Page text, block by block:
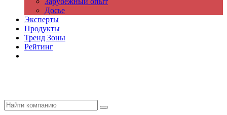
Досье
Эксперты
Продукты
Тренд Зоны
Рейтинг